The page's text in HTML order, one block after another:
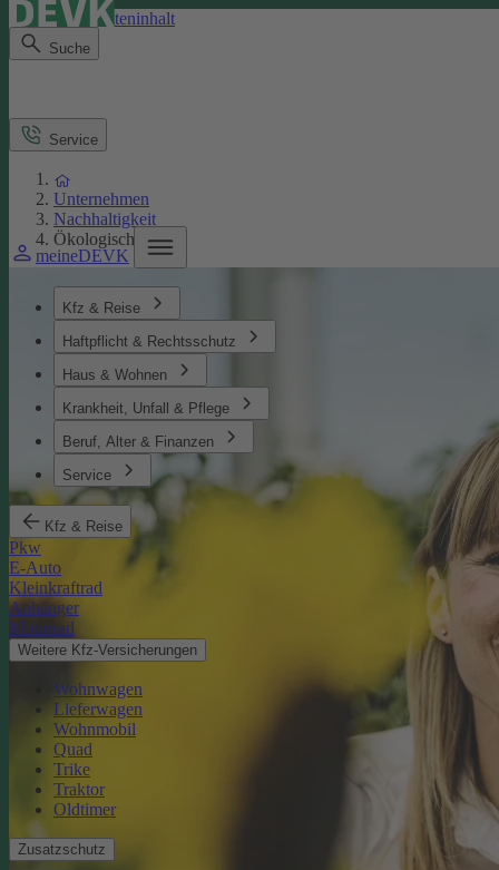
Direkt zum Seiteninhalt
Suche
meineDEVK
Kfz & Reise
Haftpflicht & Rechtsschutz
Haus & Wohnen
Krankheit, Unfall & Pflege
Beruf, Alter & Finanzen
Service
Kfz & Reise
Pkw
E-Auto
Kleinkraftrad
Anhänger
Motorrad
Weitere Kfz-Versicherungen
Wohnwagen
Lieferwagen
Wohnmobil
Quad
Trike
Traktor
Oldtimer
Zusatzschutz
Service
Unternehmen
Nachhaltigkeit
Ökologisches